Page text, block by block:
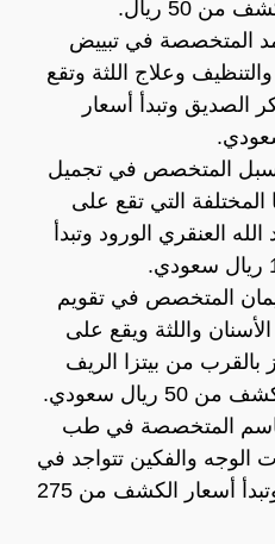
50 ريال.
المتخصصة في تبييض
وعلاج اللثة وتقع
الصديق وتبدأ أسعار
سبل المتخصص في تجميل
المختلفة التي تقع على
العنقري الورود وتبدأ
المتخصص في تقويم
واللثة ويقع على
بالقرب من بيتزا الريف
ريال سعودي.
المتخصصة في طب
الوجه والفكين تتواجد في
مستشفى دله النخلي وتبدأ أسعار الكشف من 275